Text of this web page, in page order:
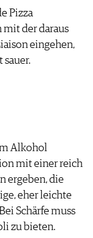
Pizza
mit der daraus
eingehen,
Alkohol
mit einer reich
ergeben, die
eher leichte
Schärfe muss
zu bieten.